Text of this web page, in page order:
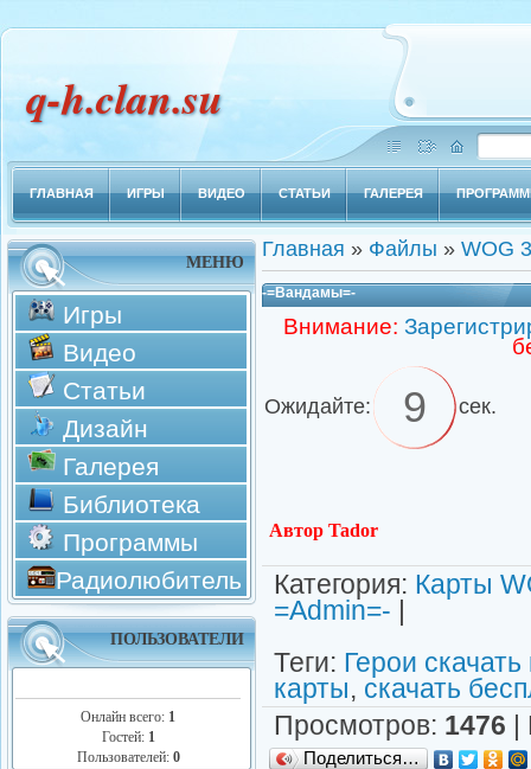
q-h.clan.su
ГЛАВНАЯ ИГРЫ ВИДЕО СТАТЬИ ГАЛЕРЕЯ
МЕНЮ
Игры
Видео
Статьи
Дизайн
Галерея
Библиотека
Программы
Радиолюбитель
ПОЛЬЗОВАТЕЛИ
Онлайн всего: 1
Гостей: 1
Пользователей: 0
Главная » Файлы » WOG
-=Вандамы=-
Внимание:
Ожидайте: 8 сек.
Автор Tador
Категория: Карты
=Admin=- |
Теги: Герои
карты, скачать
Просмотров: 1476 |
Поделиться…